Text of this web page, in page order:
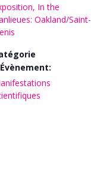
In the
Oakland/Saint-